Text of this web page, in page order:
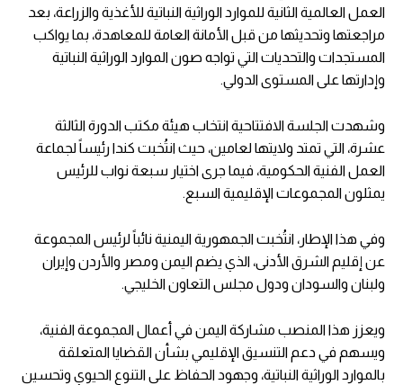
العمل العالمية الثانية للموارد الوراثية النباتية للأغذية والزراعة، بعد
مراجعتها وتحديثها من قبل الأمانة العامة للمعاهدة، بما يواكب
المستجدات والتحديات التي تواجه صون الموارد الوراثية النباتية
وإدارتها على المستوى الدولي.
وشهدت الجلسة الافتتاحية انتخاب هيئة مكتب الدورة الثالثة
عشرة، التي تمتد ولايتها لعامين، حيث انتُخبت كندا رئيساً لجماعة
العمل الفنية الحكومية، فيما جرى اختيار سبعة نواب للرئيس
يمثلون المجموعات الإقليمية السبع.
وفي هذا الإطار، انتُخبت الجمهورية اليمنية نائباً لرئيس المجموعة
عن إقليم الشرق الأدنى، الذي يضم اليمن ومصر والأردن وإيران
ولبنان والسودان ودول مجلس التعاون الخليجي.
ويعزز هذا المنصب مشاركة اليمن في أعمال المجموعة الفنية،
ويسهم في دعم التنسيق الإقليمي بشأن القضايا المتعلقة
بالموارد الوراثية النباتية، وجهود الحفاظ على التنوع الحيوي وتحسين